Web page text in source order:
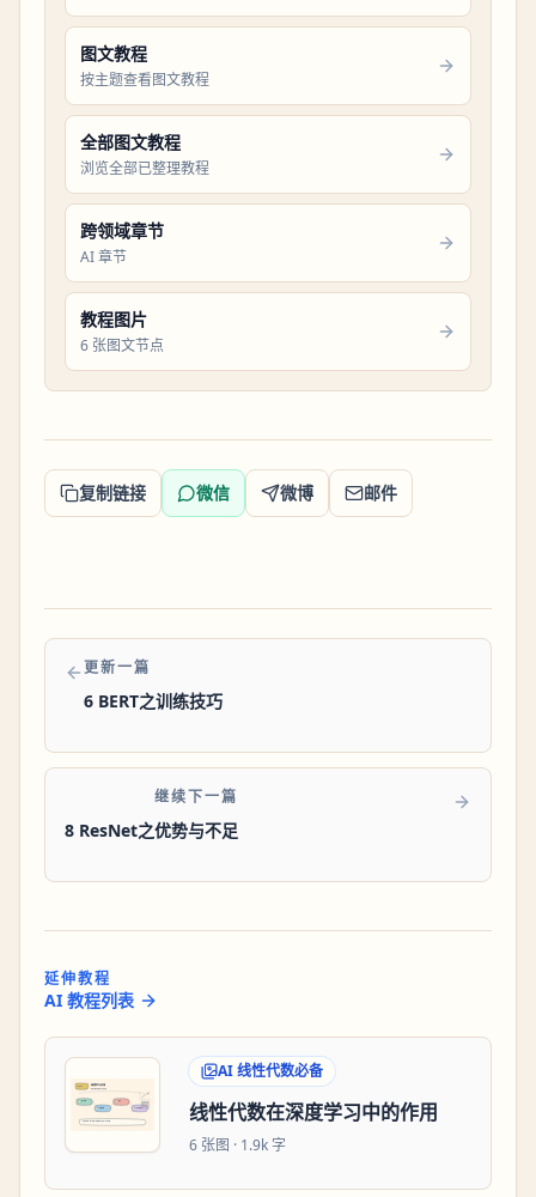
图文教程
按主题查看图文教程
全部图文教程
浏览全部已整理教程
跨领域章节
AI 章节
教程图片
6 张图文节点
复制链接 微信 微博 邮件
更新一篇
6 BERT之训练技巧
继续下一篇
8 ResNet之优势与不足
延伸教程
AI 教程列表
AI 线性代数必备
线性代数在深度学习中的作用
6 张图 · 1.9k 字